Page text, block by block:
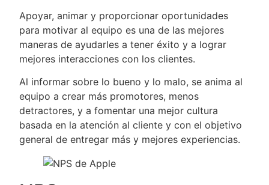
Apoyar, animar y proporcionar oportunidades
para motivar al equipo es una de las mejores
maneras de ayudarles a tener éxito y a lograr
mejores interacciones con los clientes.
Al informar sobre lo bueno y lo malo, se anima al
equipo a crear más promotores, menos
detractores, y a fomentar una mejor cultura
basada en la atención al cliente y con el objetivo
general de entregar más y mejores experiencias.